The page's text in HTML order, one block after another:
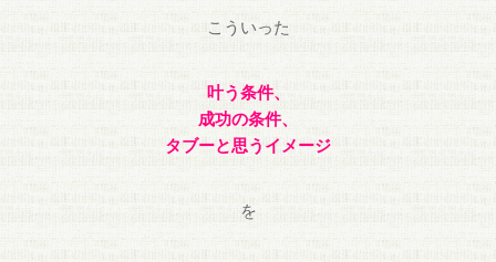
こういった
叶う条件、
成功の条件、
タブーと思うイメージ
を